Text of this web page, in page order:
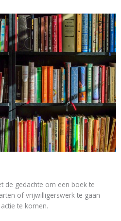
de gedachte om een boek te
of vrijwilligerswerk te gaan
te komen.